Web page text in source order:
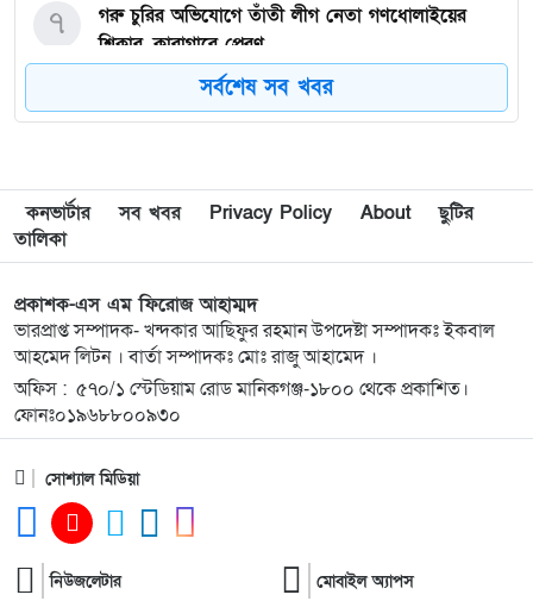
গরু চুরির অভিযোগে তাঁতী লীগ নেতা গণধোলাইয়ের
শিকার, কারাগারে প্রেরণ
৭
গাজীপুর-৫ আসনের সাবেক এমপি আখতারুজ্জামান
৮
মাগুরায় সাকিব আল হাসানের বাড়িতে আগুন,
৯
দিল্লিতে গণমাধ্যমে শেখ হাসিনার বক্তব্য; ঢাকার তীব্র
ক্ষোভ প্রকাশ
১০
ইসরায়েলপন্থিরা ৬০ মিলিয়ন ডলার খরচ করেও হারাতে
পারলো না
১১
জামায়াতের সাবেক আমীর সমিতির ৩৯১ কোটি টাকা
আত্মসাৎ’র অভিযোগে আটক
১২
গোয়াইনঘাটে জুলাই গণঅভ্যুত্থান দিবস উদযাপন, আহত
১৩
সর্বশেষ সব খবর
কনভার্টার সব খবর Privacy Policy About
ছুটির
তালিকা
প্রকাশক-এস এম ফিরোজ আহাম্মদ
ভারপ্রাপ্ত সম্পাদক- খন্দকার আছিফুর রহমান উপদেষ্টা সম্পাদকঃ ইকবাল
আহমেদ লিটন । বার্তা সম্পাদকঃ মোঃ রাজু আহামেদ ।
অফিস : ৫৭০/১ স্টেডিয়াম রোড মানিকগঞ্জ-১৮০০ থেকে প্রকাশিত।
ফোনঃ০১৯৬৮৮০০৯৩০
সোশ্যাল মিডিয়া
নিউজলেটার মোবাইল অ্যাপস